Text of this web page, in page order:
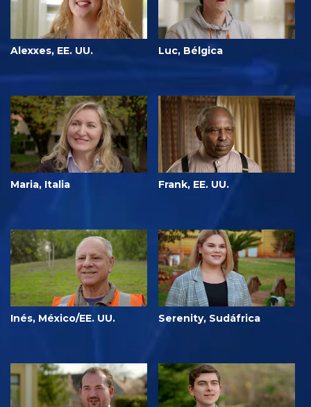
Alexxes, EE. UU. Luc, Bélgica
Maria, Italia Frank, EE. UU.
Inés, México/EE. UU. Serenity, Sudáfrica